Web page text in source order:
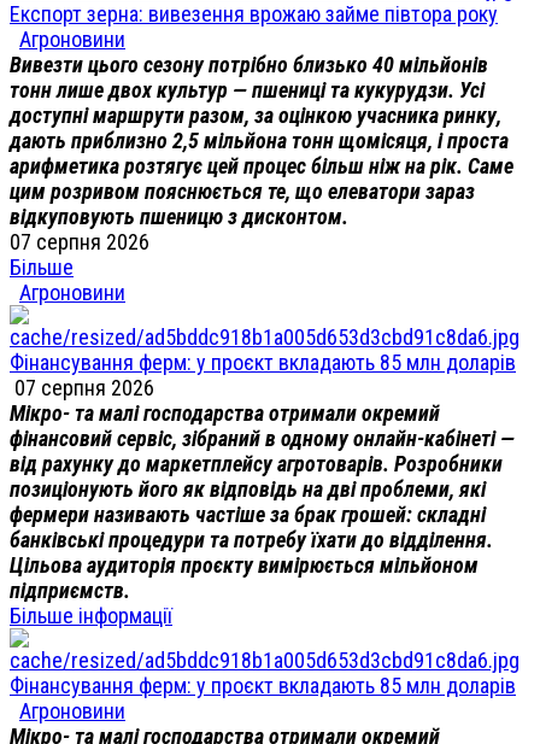
Експорт зерна: вивезення врожаю займе півтора року
Агроновини
Вивезти цього сезону потрібно близько 40 мільйонів
тонн лише двох культур — пшениці та кукурудзи. Усі
доступні маршрути разом, за оцінкою учасника ринку,
дають приблизно 2,5 мільйона тонн щомісяця, і проста
арифметика розтягує цей процес більш ніж на рік. Саме
цим розривом пояснюється те, що елеватори зараз
відкуповують пшеницю з дисконтом.
07 серпня 2026
Більше
Агроновини
Фінансування ферм: у проєкт вкладають 85 млн доларів
07 серпня 2026
Мікро- та малі господарства отримали окремий
фінансовий сервіс, зібраний в одному онлайн-кабінеті —
від рахунку до маркетплейсу агротоварів. Розробники
позиціонують його як відповідь на дві проблеми, які
фермери називають частіше за брак грошей: складні
банківські процедури та потребу їхати до відділення.
Цільова аудиторія проєкту вимірюється мільйоном
підприємств.
Більше інформації
Фінансування ферм: у проєкт вкладають 85 млн доларів
Агроновини
Мікро- та малі господарства отримали окремий